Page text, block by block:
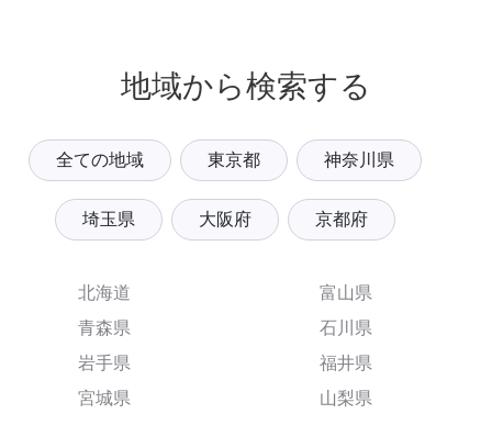
地域から検索する
全ての地域 東京都 神奈川県
埼玉県 大阪府 京都府
北海道
青森県
岩手県
宮城県
富山県
石川県
福井県
山梨県